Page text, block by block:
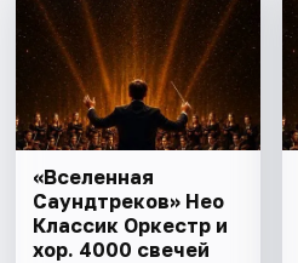
«Вселенная
Саундтреков» Нео
Классик Оркестр и
хор. 4000 свечей